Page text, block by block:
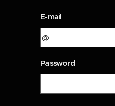
E-mail
Password